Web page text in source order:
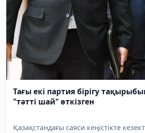
Тағы екі партия бірігу
"тәтті шай" өткізген
Қазақстандағы саяси кеңістікте